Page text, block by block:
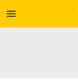
menu